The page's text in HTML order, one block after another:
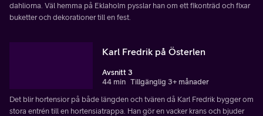
dahliorna. Väl hemma på Eklaholm pysslar han om ett fikonträd och fixar
buketter och dekorationer till en fest.
Karl Fredrik på Österlen
Avsnitt 3
44 min Tillgänglig 3+ månader
Det blir hortensior på både längden och tvären då Karl Fredrik bygger om
stora entrén till en hortensiatrappa. Han gör en vacker krans och bjuder